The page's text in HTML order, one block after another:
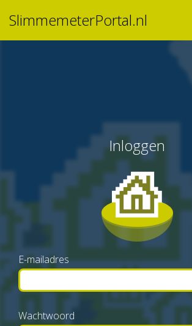
SlimmemeterPortal.nl
Inloggen
E-mailadres
Wachtwoord